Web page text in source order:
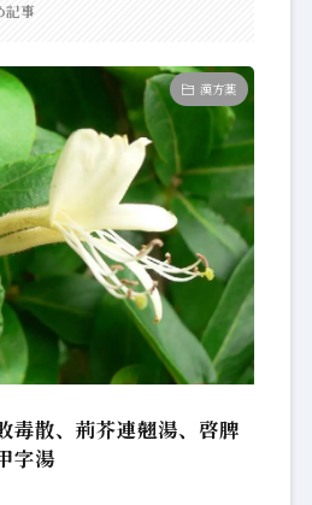
記事
漢方薬
毒散、荊芥連翹湯、啓脾
字湯